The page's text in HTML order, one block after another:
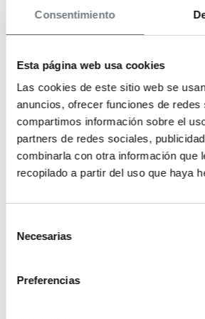
Consentimiento
Esta página web usa cookies
Las cookies de este sitio web se
anuncios, ofrecer funciones de
compartimos información sobre el
partners de redes sociales,
combinarla con otra información que
recopilado a partir del uso que haya
Necesarias
Preferencias
permitiendo que la
inversión del sujeto
IVA está regulada
artículo 84.Uno.2º de la
(Decreto Foral 102/1992 y
actualizaciones).
vigentes: gipuzkoa.eus/
ajd